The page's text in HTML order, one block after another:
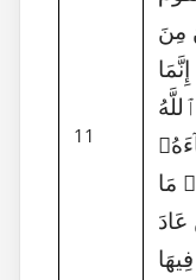
11
مِنَ
مَا